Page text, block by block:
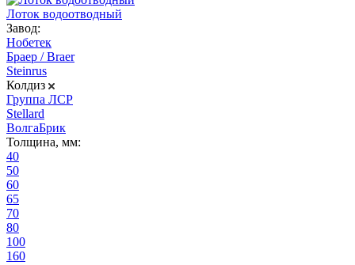
Лоток водоотводный
Завод:
Нобетек
Браер / Braer
Steinrus
Колдиз
Группа ЛСР
Stellard
ВолгаБрик
Толщина, мм:
40
50
60
65
70
80
100
160